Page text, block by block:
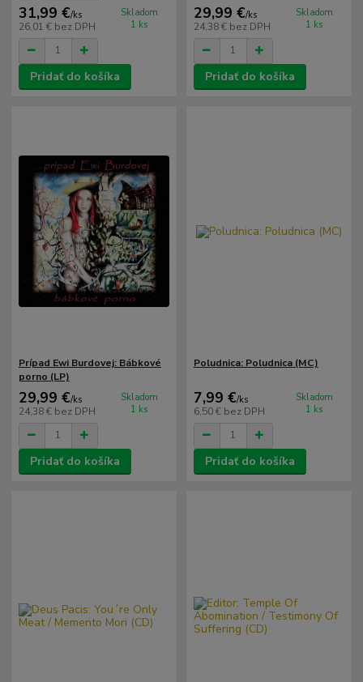
31,99 €/ks
26,01 € bez DPH
Skladom
1 ks
Pridať do košíka
29,99 €/ks
24,38 € bez DPH
Skladom
1 ks
Pridať do košíka
Prípad Ewi Burdovej: Bábkové
porno (LP)
29,99 €/ks
24,38 € bez DPH
Skladom
1 ks
Pridať do košíka
Poludnica: Poludnica (MC)
7,99 €/ks
6,50 € bez DPH
Skladom
1 ks
Pridať do košíka